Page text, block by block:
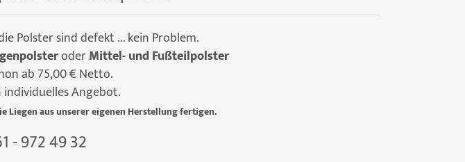
Polster sind defekt ... kein Problem.
oderMittel- und Fußteilpolster
ab 75,00 € Netto.
individuelles Angebot.
Liegen aus unserer eigenen Herstellung fertigen.
- 972 49 32